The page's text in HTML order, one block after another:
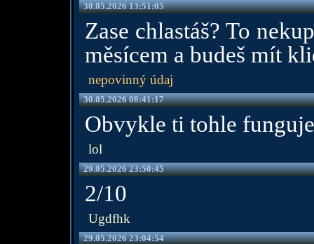
30.05.2026 13:51:05
Zase chlastáš? To
měsícem a budeš mít
nepovinný údaj
30.05.2026 08:41:17
Obvykle ti tohle
lol
29.05.2026 23:50:45
2/10
Ugdfhk
29.05.2026 23:04:54